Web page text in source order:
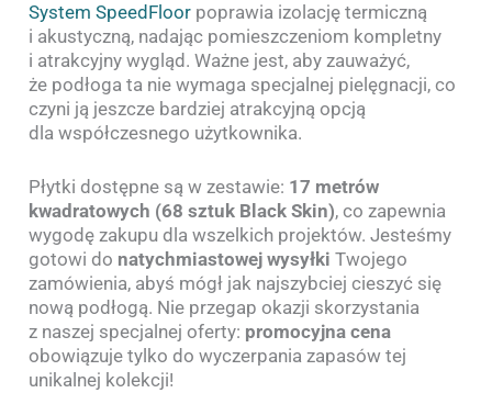
System SpeedFloor poprawia izolację termiczną
i akustyczną, nadając pomieszczeniom kompletny
i atrakcyjny wygląd. Ważne jest, aby zauważyć,
że podłoga ta nie wymaga specjalnej pielęgnacji, co
czyni ją jeszcze bardziej atrakcyjną opcją
dla współczesnego użytkownika.
Płytki dostępne są w zestawie: 17 metrów
kwadratowych (68 sztuk Black Skin), co zapewnia
wygodę zakupu dla wszelkich projektów. Jesteśmy
gotowi do natychmiastowej wysyłki Twojego
zamówienia, abyś mógł jak najszybciej cieszyć się
nową podłogą. Nie przegap okazji skorzystania
z naszej specjalnej oferty: promocyjna cena
obowiązuje tylko do wyczerpania zapasów tej
unikalnej kolekcji!